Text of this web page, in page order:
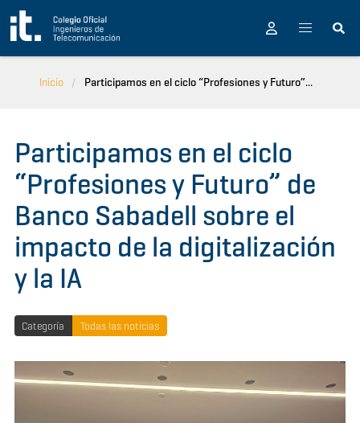
Pasar al contenido principal
Inicio Participamos en el ciclo “Profesiones y Futuro”...
Participamos en el ciclo
“Profesiones y Futuro” de
Banco Sabadell sobre el
impacto de la digitalización
y la IA
Categoría Todas las noticias